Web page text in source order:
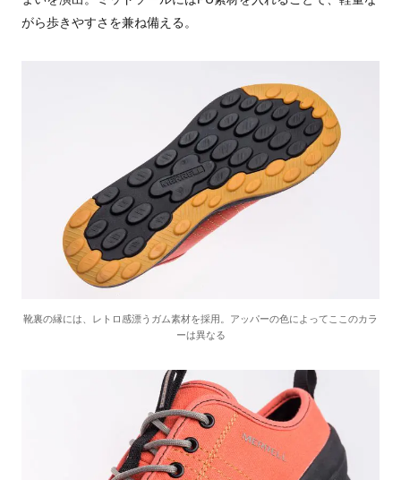
がら歩きやすさを兼ね備える。
靴裏の縁には、レトロ感漂うガム素材を採用。アッパーの色によってここのカラ
ーは異なる